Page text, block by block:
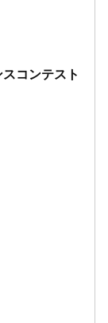
コンテスト